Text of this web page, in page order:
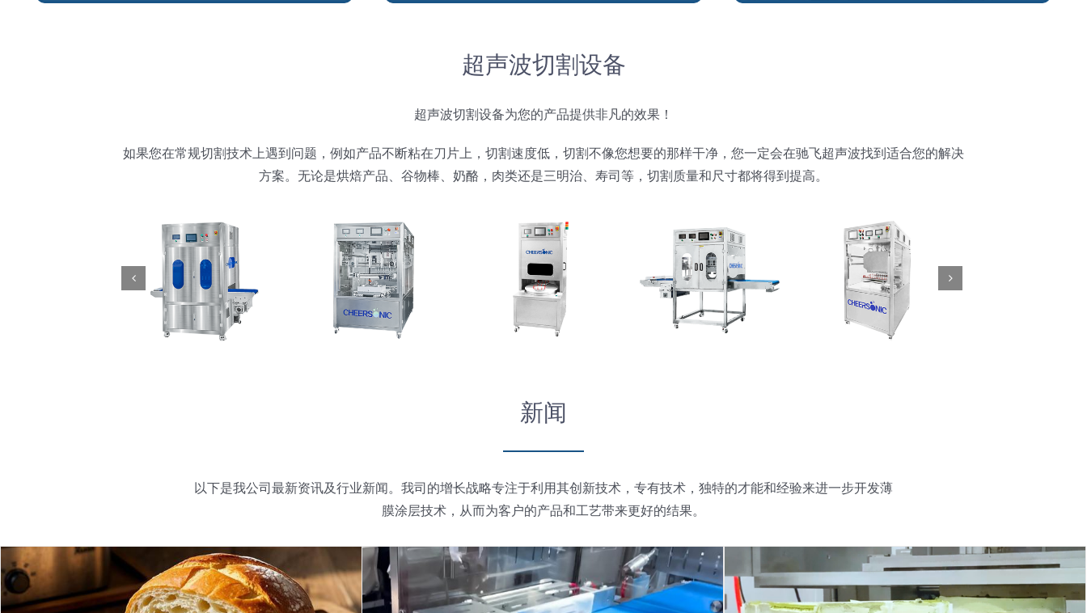
超声波切割设备
超声波切割设备为您的产品提供非凡的效果！
如果您在常规切割技术上遇到问题，例如产品不断粘在刀片上，切割速度低，切割不像您想要的那样干净，您一定会在驰飞超声波找到适合您的解决
方案。无论是烘焙产品、谷物棒、奶酪，肉类还是三明治、寿司等，切割质量和尺寸都将得到提高。
新闻
以下是我公司最新资讯及行业新闻。我司的增长战略专注于利用其创新技术，专有技术，独特的才能和经验来进一步开发薄
膜涂层技术，从而为客户的产品和工艺带来更好的结果。